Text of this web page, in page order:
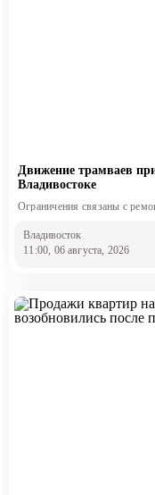
Движение трамваев
Владивостоке
Ограничения связаны с
Владивосток
11:00, 06 августа, 2026